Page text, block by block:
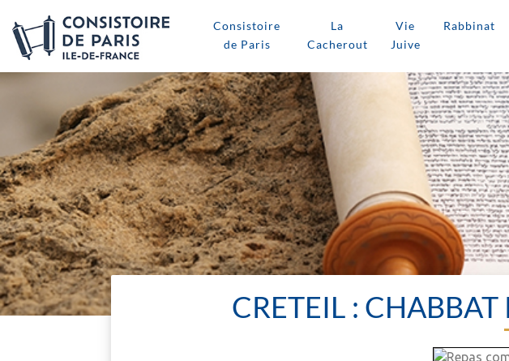
Consistoire
de Paris
La
Cacherout
Vie
Juive
Rabbinat
CRETEIL :